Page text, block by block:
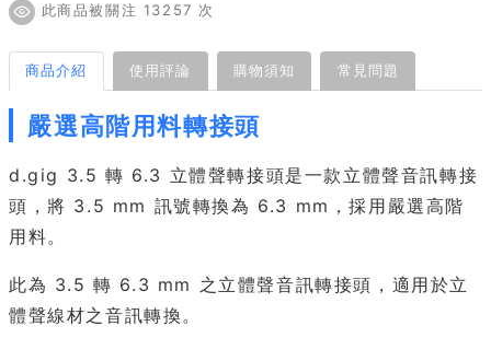
此商品被關注 13257 次
商品介紹 使用評論 購物須知 常見問題
嚴選高階用料轉接頭
d.gig 3.5 轉 6.3 立體聲轉接頭是一款立體聲音訊轉接
頭，將 3.5 mm 訊號轉換為 6.3 mm，採用嚴選高階
用料。
此為 3.5 轉 6.3 mm 之立體聲音訊轉接頭，適用於立
體聲線材之音訊轉換。